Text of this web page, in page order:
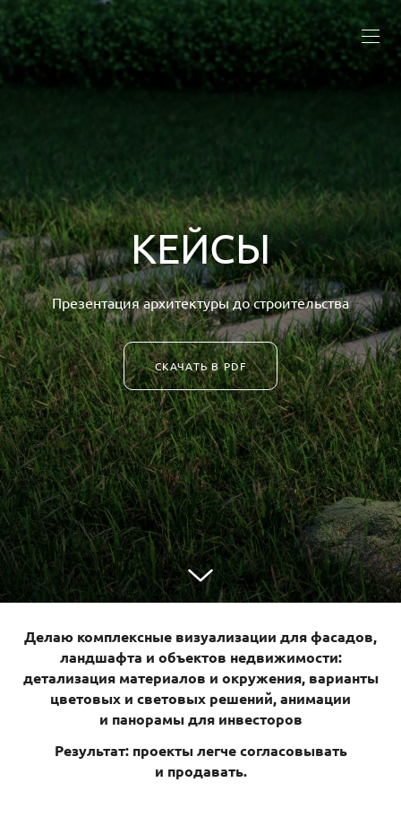
КЕЙСЫ
Презентация архитектуры до строительства
СКАЧАТЬ В PDF
Делаю комплексные визуализации для фасадов,
ландшафта и объектов недвижимости:
детализация материалов и окружения, варианты
цветовых и световых решений, анимации
и панорамы для инвесторов
Результат: проекты легче согласовывать
и продавать.